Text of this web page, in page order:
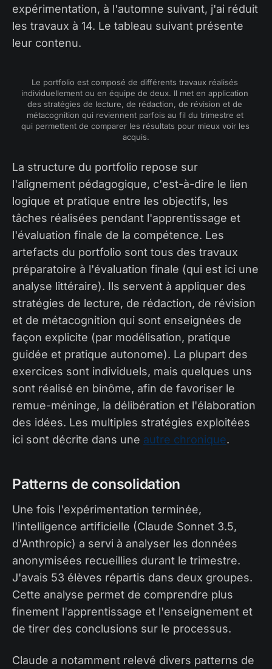
expérimentation, à l'automne suivant, j'ai réduit
les travaux à 14. Le tableau suivant présente
leur contenu.
Le portfolio est composé de différents travaux réalisés
individuellement ou en équipe de deux. Il met en application
des stratégies de lecture, de rédaction, de révision et de
métacognition qui reviennent parfois au fil du trimestre et
qui permettent de comparer les résultats pour mieux voir les
acquis.
La structure du portfolio repose sur
l'alignement pédagogique, c'est-à-dire le lien
logique et pratique entre les objectifs, les
tâches réalisées pendant l'apprentissage et
l'évaluation finale de la compétence. Les
artefacts du portfolio sont tous des travaux
préparatoire à l'évaluation finale (qui est ici une
analyse littéraire). Ils servent à appliquer des
stratégies de lecture, de rédaction, de révision
et de métacognition qui sont enseignées de
façon explicite (par modélisation, pratique
guidée et pratique autonome). La plupart des
exercices sont individuels, mais quelques uns
sont réalisé en binôme, afin de favoriser le
remue-méninge, la délibération et l'élaboration
des idées. Les multiples stratégies exploitées
ici sont décrite dans une autre chronique.
Patterns de consolidation
Une fois l'expérimentation terminée,
l'intelligence artificielle (Claude Sonnet 3.5,
d'Anthropic) a servi à analyser les données
anonymisées recueillies durant le trimestre.
J'avais 53 élèves répartis dans deux groupes.
Cette analyse permet de comprendre plus
finement l'apprentissage et l'enseignement et
de tirer des conclusions sur le processus.
Claude a notamment relevé divers patterns de